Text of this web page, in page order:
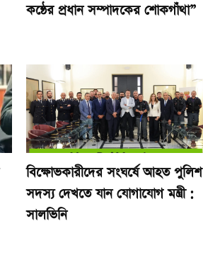
কন্ঠের প্রধান সম্পাদকের শোকগাঁথা”
বিক্ষোভকারীদের সংঘর্ষে আহত পুলিশ
সদস্য দেখতে যান যোগাযোগ মন্ত্রী :
সালভিনি